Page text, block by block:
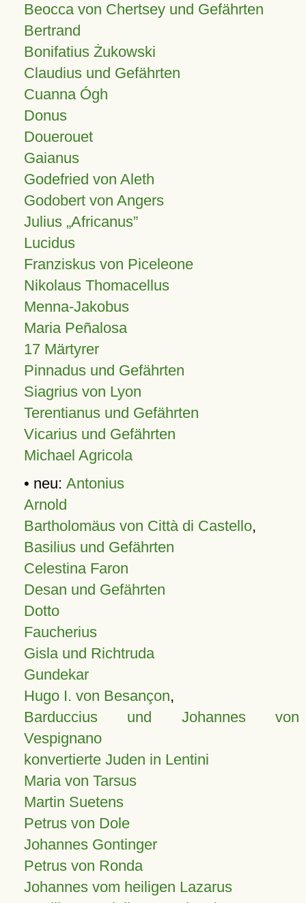
Beocca von Chertsey und Gefährten
Bertrand
Bonifatius Żukowski
Claudius und Gefährten
Cuanna Ógh
Donus
Douerouet
Gaianus
Godefried von Aleth
Godobert von Angers
Julius Africanus
Lucidus
Franziskus von Piceleone
Nikolaus Thomacellus
Menna-Jakobus
Maria Peñalosa
17 Märtyrer
Pinnadus und Gefährten
Siagrius von Lyon
Terentianus und Gefährten
Vicarius und Gefährten
Michael Agricola
• neu: Antonius
Arnold
Bartholomäus von Città di Castello,
Basilius und Gefährten
Celestina Faron
Desan und Gefährten
Dotto
Faucherius
Gisla und Richtruda
Gundekar
Hugo I. von Besançon,
Barduccius und Johannes von
Vespignano
konvertierte Juden in Lentini
Maria von Tarsus
Martin Suetens
Petrus von Dole
Johannes Gontinger
Petrus von Ronda
Johannes vom heiligen Lazarus